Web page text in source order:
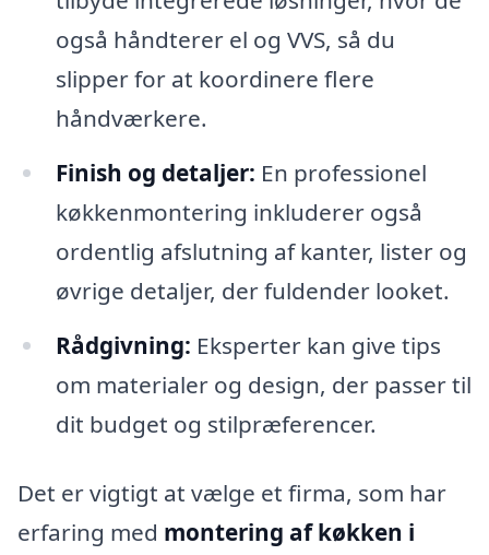
også håndterer el og VVS, så du
slipper for at koordinere flere
håndværkere.
Finish og detaljer: En professionel
køkkenmontering inkluderer også
ordentlig afslutning af kanter, lister og
øvrige detaljer, der fuldender looket.
Rådgivning: Eksperter kan give tips
om materialer og design, der passer til
dit budget og stilpræferencer.
Det er vigtigt at vælge et firma, som har
erfaring med montering af køkken i